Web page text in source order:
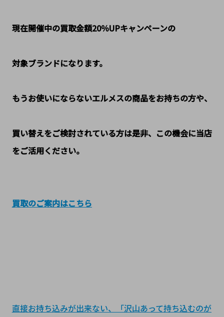
現在開催中の買取金額20％UPキャンペーンの
対象ブランドになります。
もうお使いにならないエルメスの商品をお持ちの方や、
買い替えをご検討されている方は是非、この機会に当店
をご活用ください。
買取のご案内はこちら
直接お持ち込みが出来ない、「沢山あって持ち込むのが